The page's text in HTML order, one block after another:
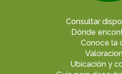
Consultar
Dónde
Conoce la
Ubicación y